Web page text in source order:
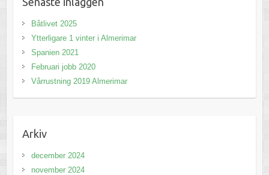
Båtlivet 2025
Ytterligare 1 vinter i Almerimar
Spanien 2021
Februari jobb 2020
Vårrustning 2019 Almerimar
Arkiv
december 2024
november 2024